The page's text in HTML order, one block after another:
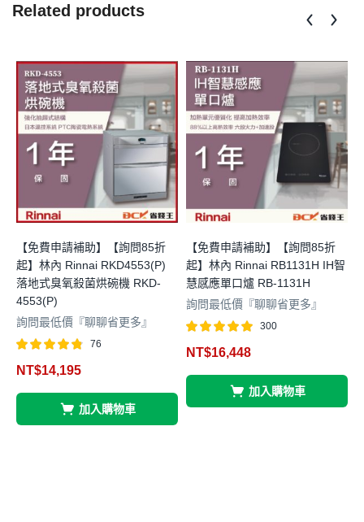
Related products
【免費申請補助】【詢問85折
起】林內 Rinnai RKD4553(P)
落地式臭氧殺菌烘碗機 RKD-
4553(P)
詢問最低價『聊聊省更多』
4.78
76
NT$14,195
加入購物車
【免費申請補助】【詢問85折
起】林內 Rinnai RB1131H IH智
慧感應單口爐 RB-1131H
詢問最低價『聊聊省更多』
5.00
300
NT$16,448
加入購物車